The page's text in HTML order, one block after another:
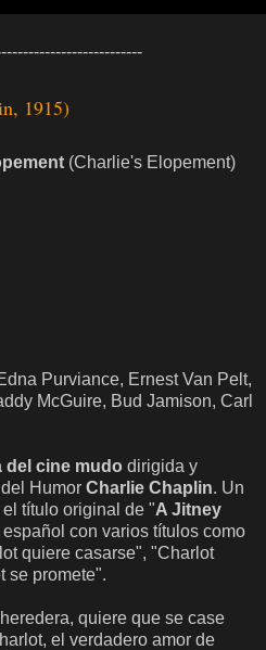
1915)
(Charlie's Elopement)
Purviance, Ernest Van Pelt,
McGuire, Bud Jamison, Carl
del cine mudo dirigida y
Humor Charlie Chaplin. Un
título original de "A Jitney
con varios títulos como
quiere casarse", "Charlot
se promete".
quiere que se case
el verdadero amor de